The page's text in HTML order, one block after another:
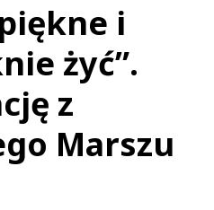
i
żyć”.
z
Marszu